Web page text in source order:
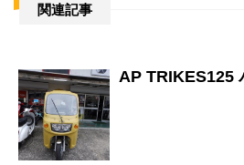
関連記事
AP TRIKES125